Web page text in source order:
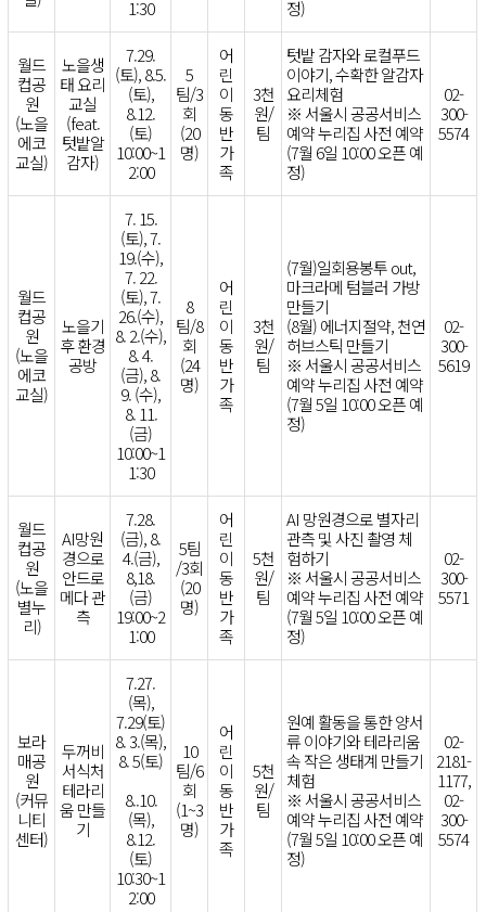
1:30 정)
월드
컵공
원
(노을
에코
교실)
노을생
태 요리
교실
(feat.
텃밭알
감자)
7.29.
(토), 8.5.
(토),
8.12.
(토)
10:00~1
2:00
5
팀/3
회
(20
명)
어
린
이
동
반
가
족
3천
원/
팀
텃밭 감자와 로컬푸드
이야기, 수확한 알감자
요리체험
※ 서울시 공공서비스
예약 누리집 사전 예약
(7월 6일 10:00 오픈 예
정)
02-
300-
5574
월드
컵공
원
(노을
에코
교실)
노을기
후 환경
공방
7. 15.
(토), 7.
19.(수),
7. 22.
(토), 7.
26.(수),
8. 2.(수),
8. 4.
(금), 8.
9. (수),
8. 11.
(금)
10:00~1
1:30
8
팀/8
회
(24
명)
어
린
이
동
반
가
족
3천
원/
팀
(7월)일회용봉투 out,
마크라메 텀블러 가방
만들기
(8월) 에너지절약, 천연
허브스틱 만들기
※ 서울시 공공서비스
예약 누리집 사전 예약
(7월 5일 10:00 오픈 예
정)
02-
300-
5619
월드
컵공
원
(노을
별누
리)
AI망원
경으로
안드로
메다 관
측
7.28.
(금), 8.
4.(금),
8,18.
(금)
19:00~2
1:00
5팀
/3회
(20
명)
어
린
이
동
반
가
족
5천
원/
팀
AI 망원경으로 별자리
관측 및 사진 촬영 체
험하기
※ 서울시 공공서비스
예약 누리집 사전 예약
(7월 5일 10:00 오픈 예
정)
02-
300-
5571
보라
매공
원
(커뮤
니티
센터)
두꺼비
서식처
테라리
움 만들
기
7.27.
(목),
7.29(토)
8. 3.(목),
8. 5(토)
8..10.
(목),
8.12.
(토)
10:30~1
2:00
10
팀/6
회
(1~3
명)
어
린
이
동
반
가
족
5천
원/
팀
원예 활동을 통한 양서
류 이야기와 테라리움
속 작은 생태계 만들기
체험
※ 서울시 공공서비스
예약 누리집 사전 예약
(7월 5일 10:00 오픈 예
정)
02-
2181-
1177,
02-
300-
5574